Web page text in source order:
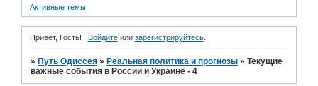
Активные темы
Привет, Гость! Войдитеили зарегистрируйтесь.
» Путь Одиссея » Реальная политика и прогнозы »Текущие
важные события в России и Украине - 4